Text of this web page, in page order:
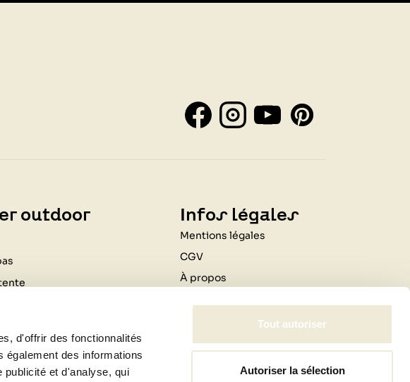
d'offrir des fonctionnalités
des informations
et d'analyse, qui
Tout autoriser
Autoriser la sélection
outdoor Infos légales
Mentions légales
CGV
À propos
Professionnels